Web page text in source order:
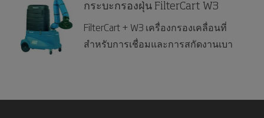
กระบะกรองฝุ่น FilterCart W3
FilterCart + W3 เครื่องกรองเคลื่อนที่
สำหรับการเชื่อมและการสกัดงานเบา